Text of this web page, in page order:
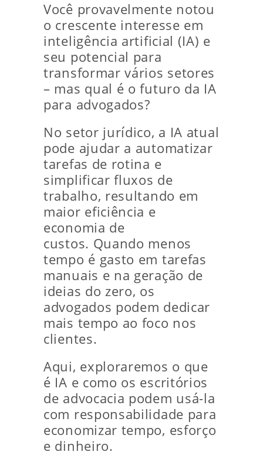
Você provavelmente notou
o crescente interesse em
inteligência artificial (IA) e
seu potencial para
transformar vários setores
– mas qual é o futuro da IA
​​para advogados?
No setor jurídico, a IA atual
pode ajudar a automatizar
tarefas de rotina e
simplificar fluxos de
trabalho, resultando em
maior eficiência e
economia de
custos. Quando menos
tempo é gasto em tarefas
manuais e na geração de
ideias do zero, os
advogados podem dedicar
mais tempo ao foco nos
clientes.
Aqui, exploraremos o que
é IA e como os escritórios
de advocacia podem usá-la
com responsabilidade para
economizar tempo, esforço
e dinheiro.